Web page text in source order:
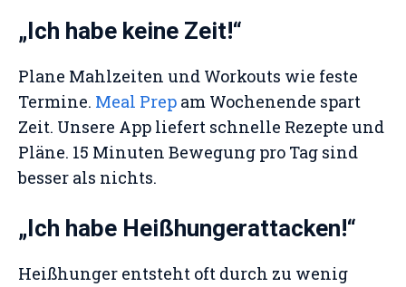
„Ich habe keine Zeit!“
Plane Mahlzeiten und Workouts wie feste
Termine. Meal Prep am Wochenende spart
Zeit. Unsere App liefert schnelle Rezepte und
Pläne. 15 Minuten Bewegung pro Tag sind
besser als nichts.
„Ich habe Heißhungerattacken!“
Heißhunger entsteht oft durch zu wenig